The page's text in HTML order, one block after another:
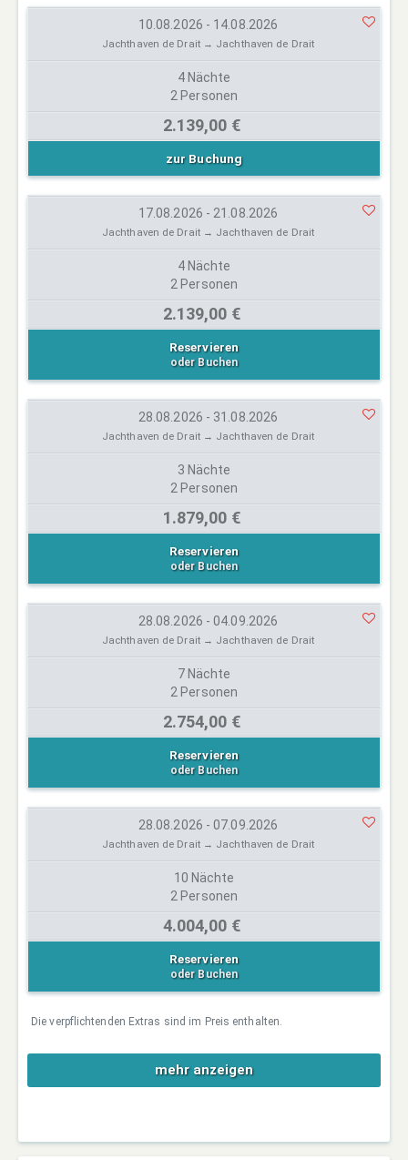
10.08.2026 - 14.08.2026
Jachthaven de Drait → Jachthaven de Drait
4 Nächte
2 Personen
2.139,00 €
zur Buchung
17.08.2026 - 21.08.2026
Jachthaven de Drait → Jachthaven de Drait
4 Nächte
2 Personen
2.139,00 €
Reservieren
oder Buchen
28.08.2026 - 31.08.2026
Jachthaven de Drait → Jachthaven de Drait
3 Nächte
2 Personen
1.879,00 €
Reservieren
oder Buchen
28.08.2026 - 04.09.2026
Jachthaven de Drait → Jachthaven de Drait
7 Nächte
2 Personen
2.754,00 €
Reservieren
oder Buchen
28.08.2026 - 07.09.2026
Jachthaven de Drait → Jachthaven de Drait
10 Nächte
2 Personen
4.004,00 €
Reservieren
oder Buchen
Die verpflichtenden Extras sind im Preis enthalten.
mehr anzeigen